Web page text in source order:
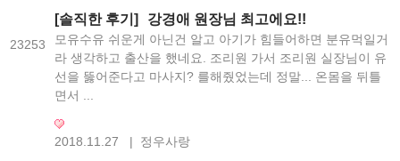
23253
[솔직한 후기] 강경애 원장님 최고에요!!
모유수유 쉬운게 아닌건 알고 아기가 힘들어하면 분유먹일거
라 생각하고 출산을 했네요. 조리원 가서 조리원 실장님이 유
선을 뚫어준다고 마사지? 를해줬었는데 정말... 온몸을 뒤틀
면서 ...
2018.11.27 | 정우사랑